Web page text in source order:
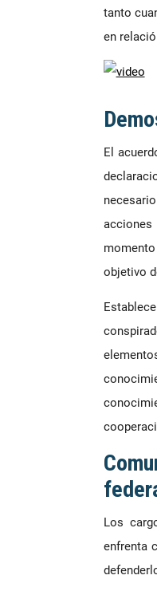
tanto
en
El
objetivo
Los
enfrenta